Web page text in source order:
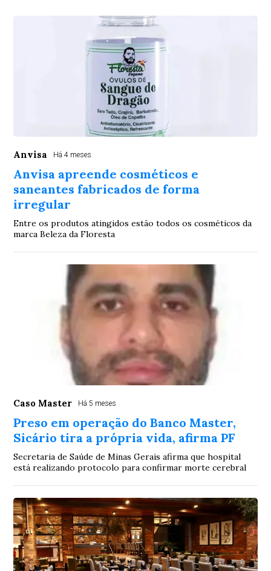
Anvisa Há 4 meses
Anvisa apreende cosméticos e
saneantes fabricados de forma
irregular
Entre os produtos atingidos estão todos os cosméticos da
marca Beleza da Floresta
Caso Master Há 5 meses
Preso em operação do Banco Master,
Sicário tira a própria vida, afirma PF
Secretaria de Saúde de Minas Gerais afirma que hospital
está realizando protocolo para confirmar morte cerebral